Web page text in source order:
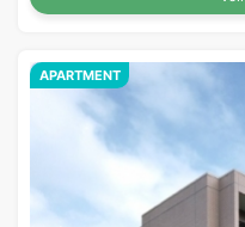
APARTMENT